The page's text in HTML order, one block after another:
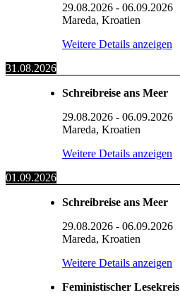
29.08.2026 - 06.09.2026
Mareda, Kroatien
Weitere Details anzeigen
31.08.2026
Schreibreise ans Meer
29.08.2026 - 06.09.2026
Mareda, Kroatien
Weitere Details anzeigen
01.09.2026
Schreibreise ans Meer
29.08.2026 - 06.09.2026
Mareda, Kroatien
Weitere Details anzeigen
Feministischer Lesekreis